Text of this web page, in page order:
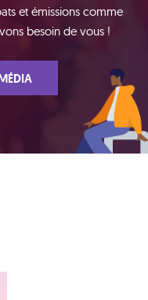
et émissions comme
besoin de vous !